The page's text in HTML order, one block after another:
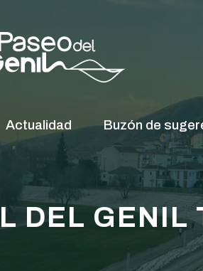
Actualidad Buzón de
DEL GENIL